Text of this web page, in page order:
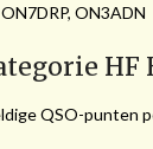
ON3ADN
HF
QSO-punten